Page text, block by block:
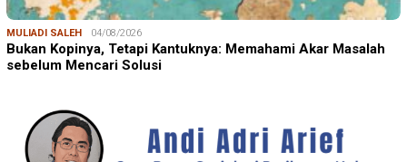
MULIADI SALEH 04/08/2026
Bukan Kopinya, Tetapi Kantuknya: Memahami Akar Masalah
sebelum Mencari Solusi